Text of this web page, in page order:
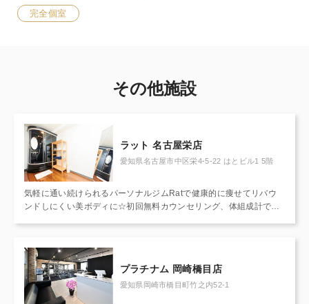
完全個室
その他施設
ラット 名古屋栄店
愛知県名古屋市中区栄4-5-22 はとビル1 5階
気軽に通い続けられるパーソナルジムRatで健康的に痩せてリバウ
ンドしにくい美ボディに☆初回無料カウンセリング、体組成計での
トに挫折した経験のある方はぜひご相談ください♪嬉しい完全個室★
プラチナム 岡崎橋目店
愛知県岡崎市橋目町竹之内52-1